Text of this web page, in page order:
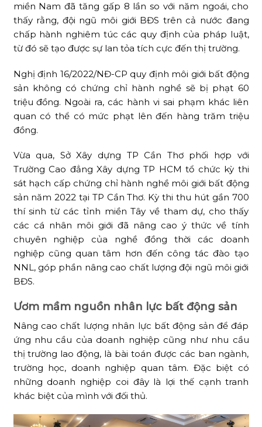
miền Nam đã tăng gấp 8 lần so với năm ngoái, cho
thấy rằng, đội ngũ môi giới BĐS trên cả nước đang
chấp hành nghiêm túc các quy định của pháp luật,
từ đó sẽ tạo được sự lan tỏa tích cực đến thị trường.
Nghị định 16/2022/NĐ-CP quy định môi giới bất động
sản không có chứng chỉ hành nghề sẽ bị phạt 60
triệu đồng. Ngoài ra, các hành vi sai phạm khác liên
quan có thể có mức phạt lên đến hàng trăm triệu
đồng.
Vừa qua, Sở Xây dựng TP Cần Thơ phối hợp với
Trường Cao đẳng Xây dựng TP HCM tổ chức kỳ thi
sát hạch cấp chứng chỉ hành nghề môi giới bất động
sản năm 2022 tại TP Cần Thơ. Kỳ thi thu hút gần 700
thí sinh từ các tỉnh miền Tây về tham dự, cho thấy
các cá nhân môi giới đã nâng cao ý thức về tính
chuyên nghiệp của nghề đồng thời các doanh
nghiệp cũng quan tâm hơn đến công tác đào tạo
NNL, góp phần nâng cao chất lượng đội ngũ môi giới
BĐS.
Ươm mầm nguồn nhân lực bất động sản
Nâng cao chất lượng nhân lực bất động sản để đáp
ứng nhu cầu của doanh nghiệp cũng như nhu cầu
thị trường lao động, là bài toán được các ban ngành,
trường học, doanh nghiệp quan tâm. Đặc biệt có
những doanh nghiệp coi đây là lợi thế cạnh tranh
khác biệt của mình với đối thủ.